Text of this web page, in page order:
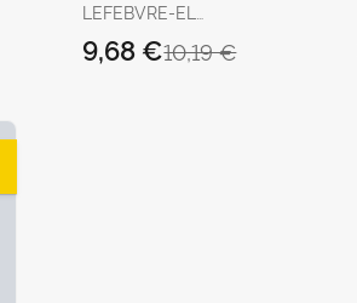
14ª Edc. 2025
LEFEBVRE-EL
10,19 €
9,68 €